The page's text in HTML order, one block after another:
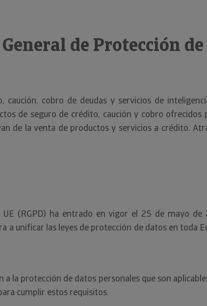
de Protección de
cobro de deudas y servicios de
de seguro de crédito, caución y cobro
de la venta de productos y servicios a crédito.
(RGPD) ha entrado en vigor el 25 de mayo
a unificar las leyes de protección de datos en toda
la protección de datos personales que son
cumplir estos requisitos.